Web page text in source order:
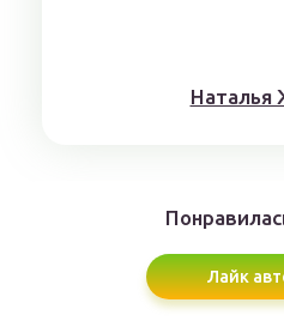
Нaтaлья
Лайк